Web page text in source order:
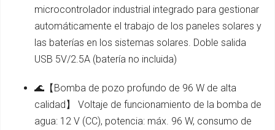
microcontrolador industrial integrado para gestionar
automáticamente el trabajo de los paneles solares y
las baterías en los sistemas solares. Doble salida
USB 5V/2.5A (batería no incluida)
🌊【Bomba de pozo profundo de 96 W de alta
calidad】 Voltaje de funcionamiento de la bomba de
agua: 12 V (CC), potencia: máx. 96 W, consumo de